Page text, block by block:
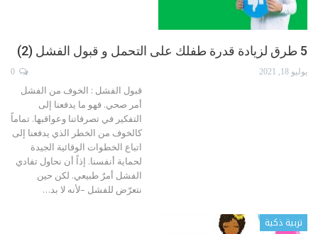
5 طرق لزيادة قدرة طفلك على التحمل و قبول الفشل (2)
يوليو 18, 2021
قبول الفشل : الخوف من الفشل
أمر صحي. فهو ما يدفعنا إلى
التفكير في تصرفاتنا وعواقبها. تماماً
كالخوف من الخطر الذي يدفعنا إلى
اتباع الخطوات الوقائية الجيدة
لحماية أنفسنا. إذاً أن نحاول تفادي
الفشل أمرٌ طبيعي. لكن حين
نتعرّض للفشل –لأنه لا بد…
تربية ذكية